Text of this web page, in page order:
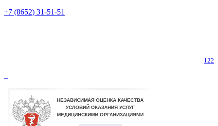
+7 (8652) 31-51-51
122